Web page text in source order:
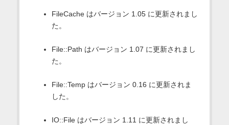
FileCache はバージョン 1.05 に更新されまし
た。
File::Path はバージョン 1.07 に更新されまし
た。
File::Temp はバージョン 0.16 に更新されま
した。
IO::File はバージョン 1.11 に更新されまし